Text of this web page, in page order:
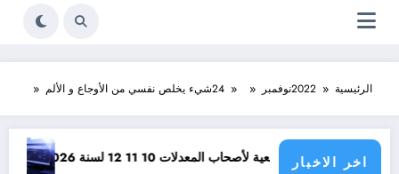
الرئيسية 2022نوفمبر 24شيء يخلص نفسي من الأوجاع و الألم
اخر الاخبار
لأصحاب المعدلات 10 11 12 لسنة 2026 وظائف مفتوحة للحاصلين على مستوى 3 ثانوي